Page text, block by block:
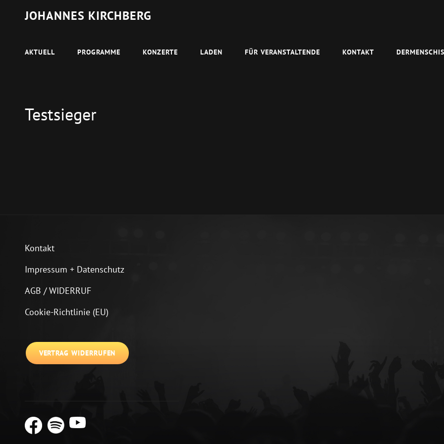
JOHANNES KIRCHBERG
AKTUELL PROGRAMME KONZERTE LADEN FÜR VERANSTALTENDE KONTAKT
Testsieger
Kontakt
Impressum + Datenschutz
AGB / WIDERRUF
Cookie-Richtlinie (EU)
VERTRAG WIDERRUFEN